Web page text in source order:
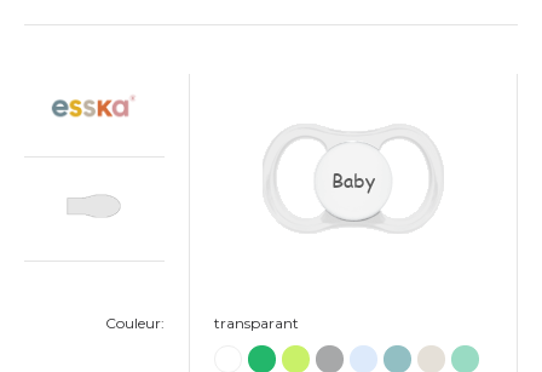
Couleur:
Baby
transparant